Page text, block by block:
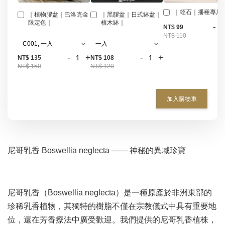
｜植物膠盆｜巴洛克金
限定色｜
NT$ 135
NT$ 150
- +
｜黑膠盆｜日式缽盆｜
植木缽｜
NT$ 108
NT$ 120
- +
｜蛭石｜播種專用
NT$ 99
NT$ 110
-
加入購物車
尼哥乳香 Boswellia neglecta —— 神秘的異域珍寶
尼哥乳香（Boswellia neglecta）是一種原產於非洲東部的
珍稀乳香植物，其獨特的樹脂不僅在宗教儀式中具有重要地
位，還在芳香療法中廣受歡迎。我們提供的尼哥乳香植株，